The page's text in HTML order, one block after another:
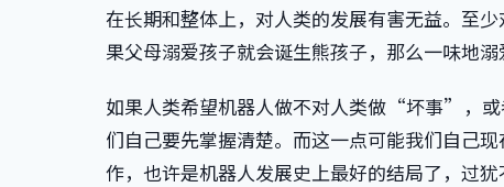
在长期和整体上，对人类的发展有害无益。至
果父母溺爱孩子就会诞生熊孩子，那么一味地
如果人类希望机器人做不对人类做“坏事”
们自己要先掌握清楚。而这一点可能我们自己
作，也许是机器人发展史上最好的结局了，过犹